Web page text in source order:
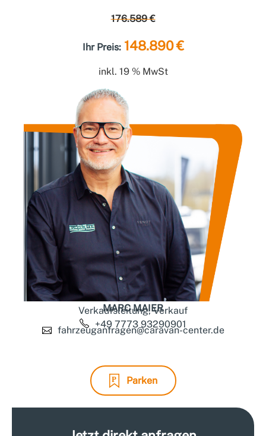
176.589 €
Ihr Preis:148.890 €
inkl. 19 % MwSt
MARC MAIER
Verkaufsleitung, Verkauf
+49 7773 93290901
fahrzeuganfragen@caravan-center.de
Parken